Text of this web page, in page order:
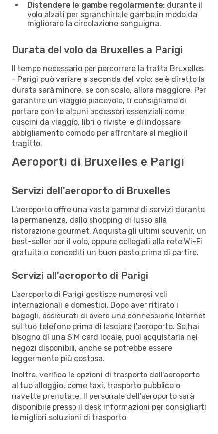
Distendere le gambe regolarmente: durante il
volo alzati per sgranchire le gambe in modo da
migliorare la circolazione sanguigna.
Durata del volo da Bruxelles a Parigi
Il tempo necessario per percorrere la tratta Bruxelles
- Parigi può variare a seconda del volo: se è diretto la
durata sarà minore, se con scalo, allora maggiore. Per
garantire un viaggio piacevole, ti consigliamo di
portare con te alcuni accessori essenziali come
cuscini da viaggio, libri o riviste, e di indossare
abbigliamento comodo per affrontare al meglio il
tragitto.
Aeroporti di Bruxelles e Parigi
Servizi dell'aeroporto di Bruxelles
L'aeroporto offre una vasta gamma di servizi durante
la permanenza, dallo shopping di lusso alla
ristorazione gourmet. Acquista gli ultimi souvenir, un
best-seller per il volo, oppure collegati alla rete Wi-Fi
gratuita o concediti un buon pasto prima di partire.
Servizi all'aeroporto di Parigi
L'aeroporto di Parigi gestisce numerosi voli
internazionali e domestici. Dopo aver ritirato i
bagagli, assicurati di avere una connessione Internet
sul tuo telefono prima di lasciare l'aeroporto. Se hai
bisogno di una SIM card locale, puoi acquistarla nei
negozi disponibili, anche se potrebbe essere
leggermente più costosa.
Inoltre, verifica le opzioni di trasporto dall'aeroporto
al tuo alloggio, come taxi, trasporto pubblico o
navette prenotate. Il personale dell'aeroporto sarà
disponibile presso il desk informazioni per consigliarti
le migliori soluzioni di trasporto.